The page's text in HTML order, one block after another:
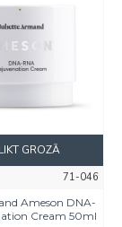
71-046
Ameson DNA-
Cream 50ml
GROZĀ